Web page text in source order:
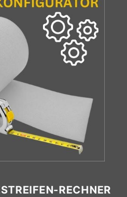
RECHNER